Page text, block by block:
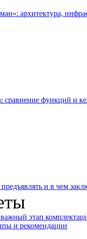
архитектура,
сравнение функций и
и в чем
этап
и рекомендации